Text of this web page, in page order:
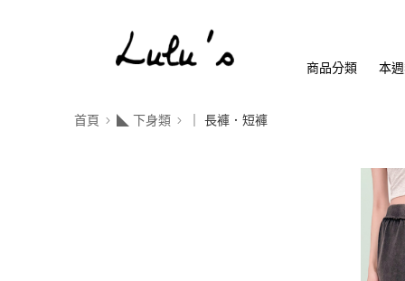
商品分類 本
首頁 ◣ 下身類 ｜ 長褲．短褲